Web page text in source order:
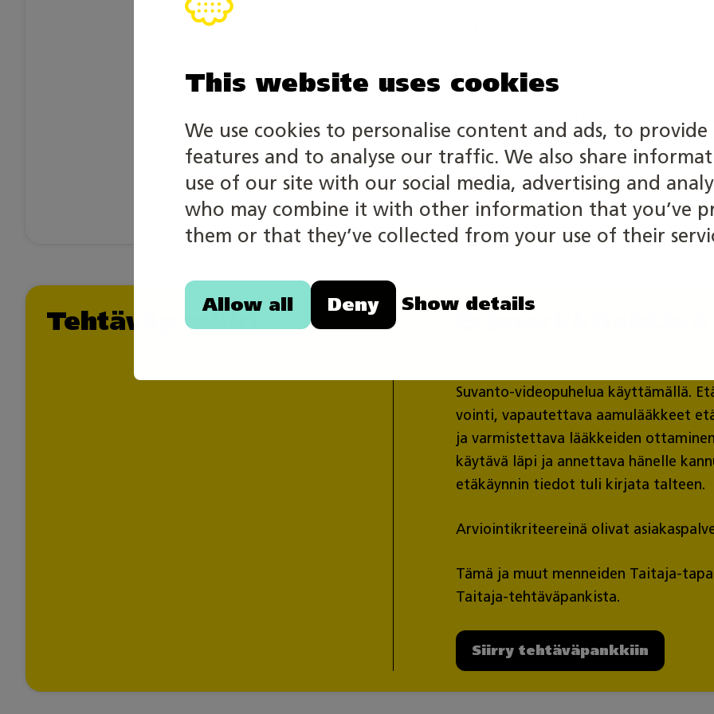
This website uses cookies
We use cookies to personalise content and ads, to provide
features and to analyse our traffic. We also share
use of our site with our social media, advertising and
who may combine it with other information that you’ve
them or that they’ve collected from your use of their
Allow all Deny Show details
Tieto- ja viestintätekniikan
Hyvinvointiteknologian käyttö
Tehtävät perustuvat näihin tutkinnon
tutkinnon perusteilla opiskelevat
Tehtäväpankki
Vuoden 2025 finaalissa oli
Suvanto-videopuhelua käyttämällä.
vointi, vapautettava aamulääkkeet
ja varmistettava lääkkeiden
käytävä läpi ja annettava hänelle
etäkäynnin tiedot tuli kirjata talteen.
Arviointikriteereinä olivat
Tämä ja muut menneiden Taitaja-
Taitaja-tehtäväpankista.
Siirry tehtäväpankkiin